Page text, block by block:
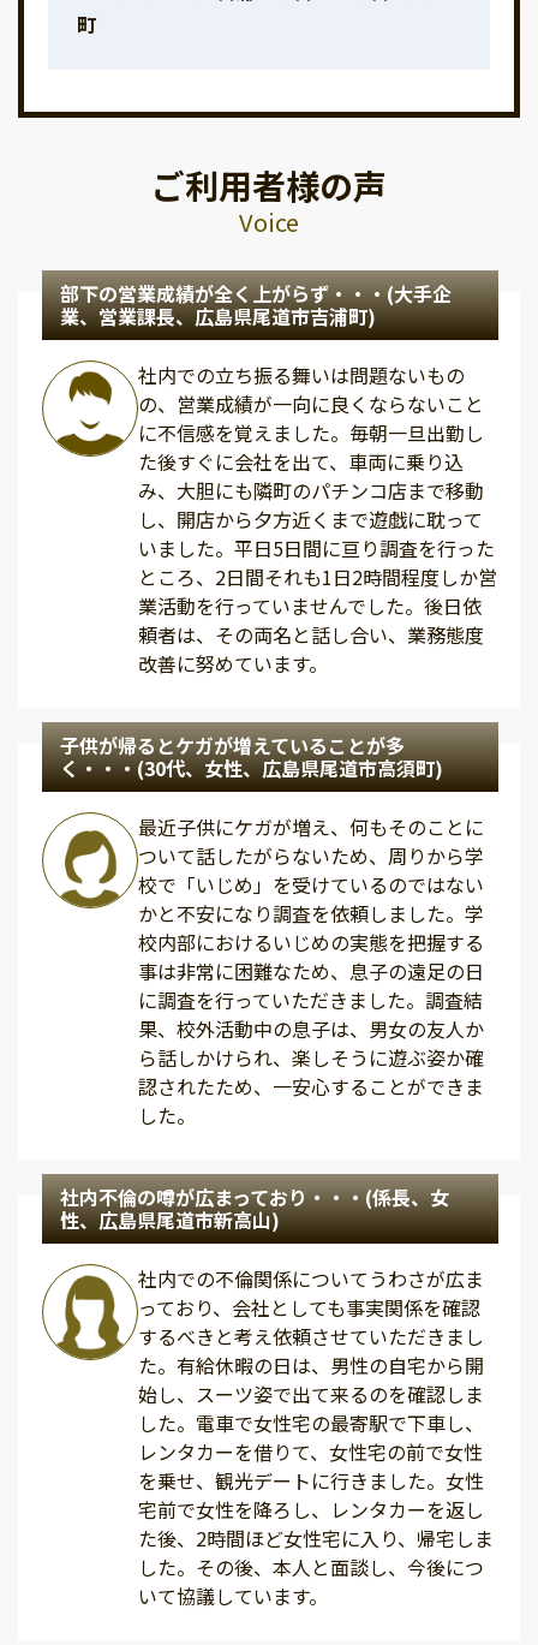
町
ご利用者様の声
Voice
部下の営業成績が全く上がらず・・・(大手企
業、営業課長、広島県尾道市吉浦町)
社内での立ち振る舞いは問題ないもの
の、営業成績が一向に良くならないこと
に不信感を覚えました。毎朝一旦出勤し
た後すぐに会社を出て、車両に乗り込
み、大胆にも隣町のパチンコ店まで移動
し、開店から夕方近くまで遊戯に耽って
いました。平日5日間に亘り調査を行った
ところ、2日間それも1日2時間程度しか営
業活動を行っていませんでした。後日依
頼者は、その両名と話し合い、業務態度
改善に努めています。
子供が帰るとケガが増えていることが多
く・・・(30代、女性、広島県尾道市高須町)
最近子供にケガが増え、何もそのことに
ついて話したがらないため、周りから学
校で「いじめ」を受けているのではない
かと不安になり調査を依頼しました。学
校内部におけるいじめの実態を把握する
事は非常に困難なため、息子の遠足の日
に調査を行っていただきました。調査結
果、校外活動中の息子は、男女の友人か
ら話しかけられ、楽しそうに遊ぶ姿か確
認されたため、一安心することができま
した。
社内不倫の噂が広まっており・・・(係長、女
性、広島県尾道市新高山)
社内での不倫関係についてうわさが広ま
っており、会社としても事実関係を確認
するべきと考え依頼させていただきまし
た。有給休暇の日は、男性の自宅から開
始し、スーツ姿で出て来るのを確認しま
した。電車で女性宅の最寄駅で下車し、
レンタカーを借りて、女性宅の前で女性
を乗せ、観光デートに行きました。女性
宅前で女性を降ろし、レンタカーを返し
た後、2時間ほど女性宅に入り、帰宅しま
した。その後、本人と面談し、今後につ
いて協議しています。